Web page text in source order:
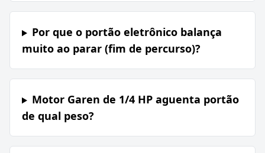
Por que o portão eletrônico balança
muito ao parar (fim de percurso)?
Motor Garen de 1/4 HP aguenta portão
de qual peso?